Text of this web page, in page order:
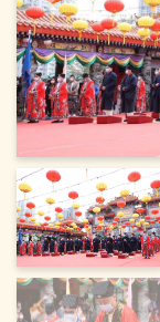
上一页